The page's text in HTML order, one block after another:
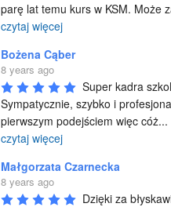
parę lat temu kurs w KSM. Może
czytaj więcej
Bożena Cąber
8 years ago
Super kadra
Sympatycznie, szybko i
pierwszym podejściem więc cóż...
czytaj więcej
Małgorzata Czarnecka
8 years ago
Dzięki za